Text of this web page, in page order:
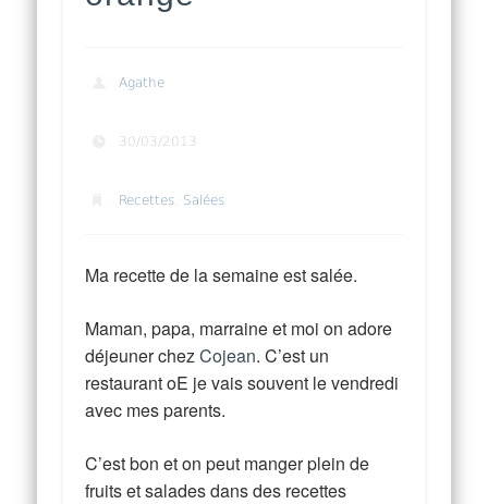
Agathe
30/03/2013
Recettes Salées
Ma recette de la semaine est salée.
Maman, papa, marraine et moi on adore
déjeuner chezCojean. C’est un
restaurant oE je vais souvent le vendredi
avec mes parents.
C’est bon et on peut manger plein de
fruits et salades dans des recettes